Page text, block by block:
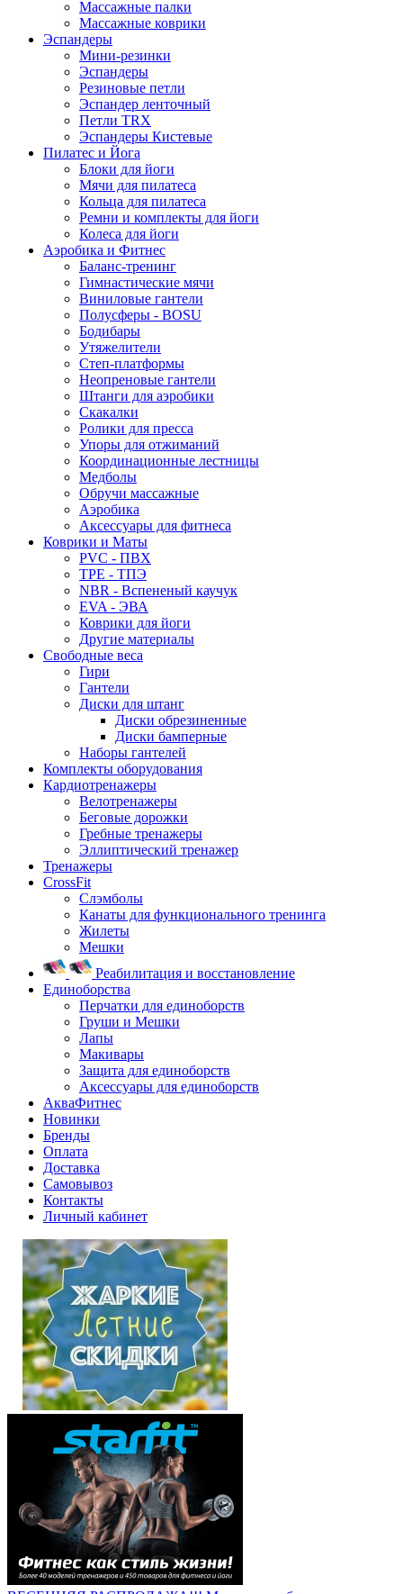
Массажные палки
Массажные коврики
Эспандеры
Мини-резинки
Эспандеры
Резиновые петли
Эспандер ленточный
Петли TRX
Эспандеры Кистевые
Пилатес и Йога
Блоки для йоги
Мячи для пилатеса
Кольца для пилатеса
Ремни и комплекты для йоги
Колеса для йоги
Аэробика и Фитнес
Баланс-тренинг
Гимнастические мячи
Виниловые гантели
Полусферы - BOSU
Бодибары
Утяжелители
Степ-платформы
Неопреновые гантели
Штанги для аэробики
Скакалки
Ролики для пресса
Упоры для отжиманий
Координационные лестницы
Медболы
Обручи массажные
Аэробика
Аксессуары для фитнеса
Коврики и Маты
PVC - ПВХ
TPE - ТПЭ
NBR - Вспененый каучук
EVA - ЭВА
Коврики для йоги
Другие материалы
Свободные веса
Гири
Гантели
Диски для штанг
Диски обрезиненные
Диски бамперные
Наборы гантелей
Комплекты оборудования
Кардиотренажеры
Велотренажеры
Беговые дорожки
Гребные тренажеры
Эллиптический тренажер
Тренажеры
CrossFit
Слэмболы
Канаты для функционального тренинга
Жилеты
Мешки
Реабилитация и восстановление
Единоборства
Перчатки для единоборств
Груши и Мешки
Лапы
Макивары
Защита для единоборств
Аксессуары для единоборств
АкваФитнес
Новинки
Бренды
Оплата
Доставка
Самовывоз
Контакты
Личный кабинет